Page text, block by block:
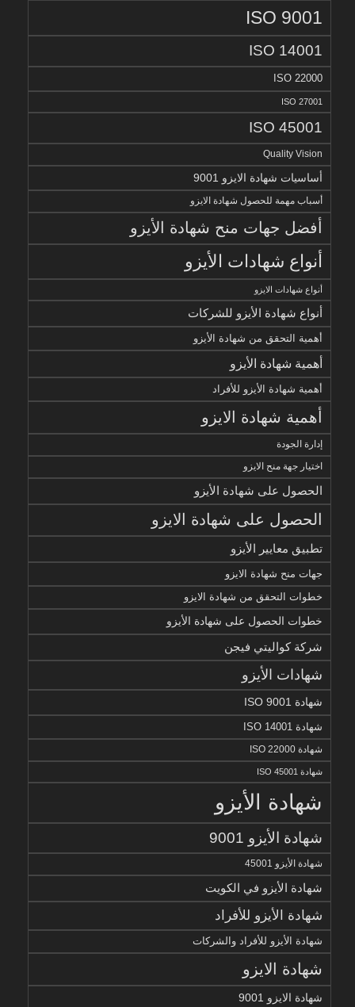
ISO 9001
ISO 14001
ISO 22000
ISO 27001
ISO 45001
Quality Vision
أساسيات شهادة الايزو 9001
أسباب مهمة للحصول شهادة الايزو
أفضل جهات منح شهادة الأيزو
أنواع شهادات الأيزو
أنواع شهادات الايزو
أنواع شهادة الأيزو للشركات
أهمية التحقق من شهادة الأيزو
أهمية شهادة الأيزو
أهمية شهادة الأيزو للأفراد
أهمية شهادة الايزو
إدارة الجودة
اختيار جهة منح الايزو
الحصول على شهادة الأيزو
الحصول على شهادة الايزو
تطبيق معايير الأيزو
جهات منح شهادة الايزو
خطوات التحقق من شهادة الايزو
خطوات الحصول على شهادة الأيزو
شركة كواليتي فيجن
شهادات الأيزو
شهادة ISO 9001
شهادة ISO 14001
شهادة ISO 22000
شهادة ISO 45001
شهادة الأيزو
شهادة الأيزو 9001
شهادة الأيزو 45001
شهادة الأيزو في الكويت
شهادة الأيزو للأفراد
شهادة الأيزو للأفراد والشركات
شهادة الايزو
شهادة الايزو 9001